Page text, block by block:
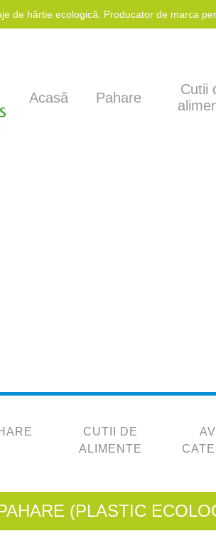
de hârtie ecologică. Producator de marca
Acasă Pahare
Cutii
CUTII DE
ALIMENTE
(PLASTIC